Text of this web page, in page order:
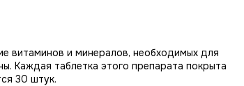
витаминов и минералов, необходимых для
Каждая таблетка этого препарата покрыта
30 штук.